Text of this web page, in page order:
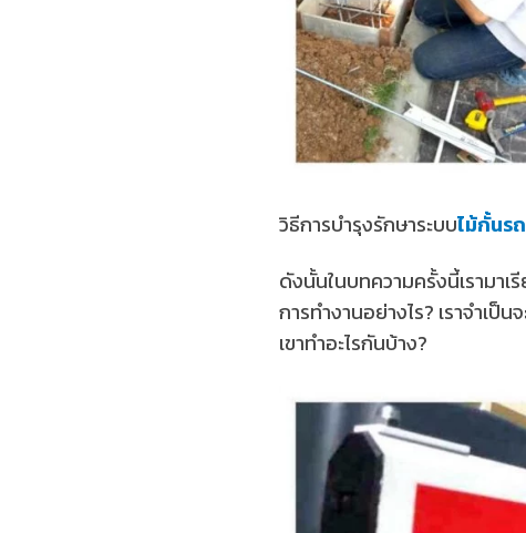
วิธีการบำรุงรักษาระบบไม้กั้นร
ดังนั้นในบทความครั้งนี้เรามา
การทำงานอย่างไร? เราจำเ
เขาทำอะไรกันบ้าง?